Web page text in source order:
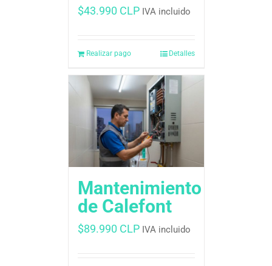
$43.990 CLP IVA incluido
Realizar pago Detalles
Mantenimiento
de Calefont
$89.990 CLP IVA incluido